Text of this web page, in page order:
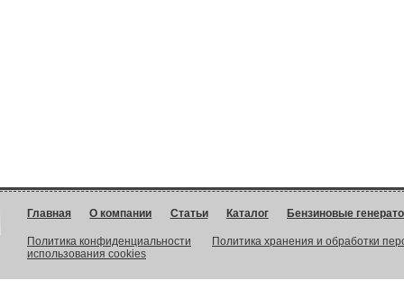
Главная О компании Статьи Каталог Бензиновые
Политика конфиденциальности
Политика хранения и обработки
использования cookies